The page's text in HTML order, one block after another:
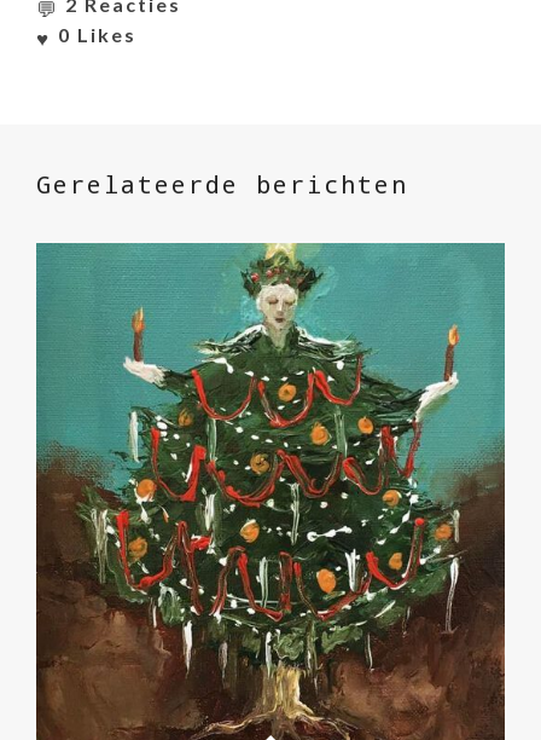
0 Likes
Gerelateerde berichten